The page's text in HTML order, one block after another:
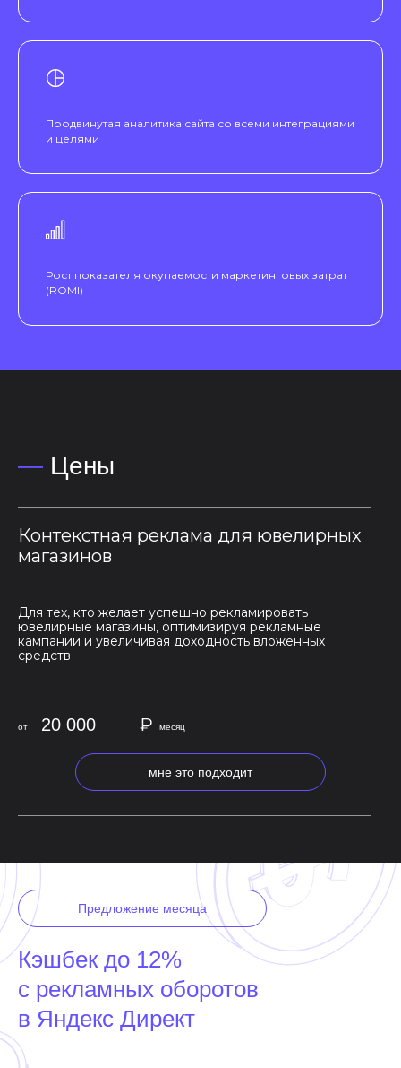
Продвинутая аналитика сайта со всеми интеграциями
и целями
Рост показателя окупаемости маркетинговых затрат
(ROMI)
— Цены
Контекстная реклама для ювелирных
магазинов
Для тех, кто желает успешно рекламировать
ювелирные магазины, оптимизируя рекламные
кампании и увеличивая доходность вложенных
средств
₽
20 000
от
мне это подходит
месяц
Кэшбек до 12%
с рекламных оборотов
в Яндекс Директ
Предложение месяца